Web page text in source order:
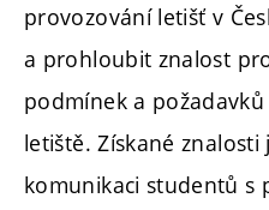
provozování letišť v
a prohloubit znalost
podmínek a
letiště. Získané
komunikaci studentů s